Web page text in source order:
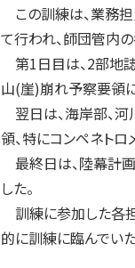
この訓練は、業務
て行われ、師団管内
第1日目は、2部地
山(崖)崩れ予察要領
翌日は、海岸部、
領、特にコンペネト
最終日は、陸幕計
した。
訓練に参加した各
的に訓練に臨んでいた